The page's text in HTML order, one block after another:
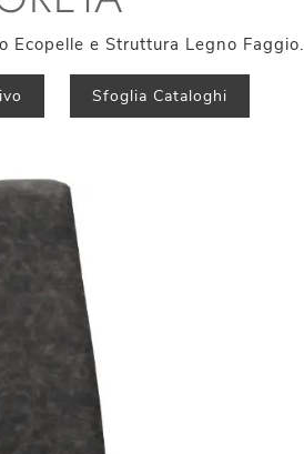
Ecopelle e Struttura Legno Faggio.
Sfoglia Cataloghi